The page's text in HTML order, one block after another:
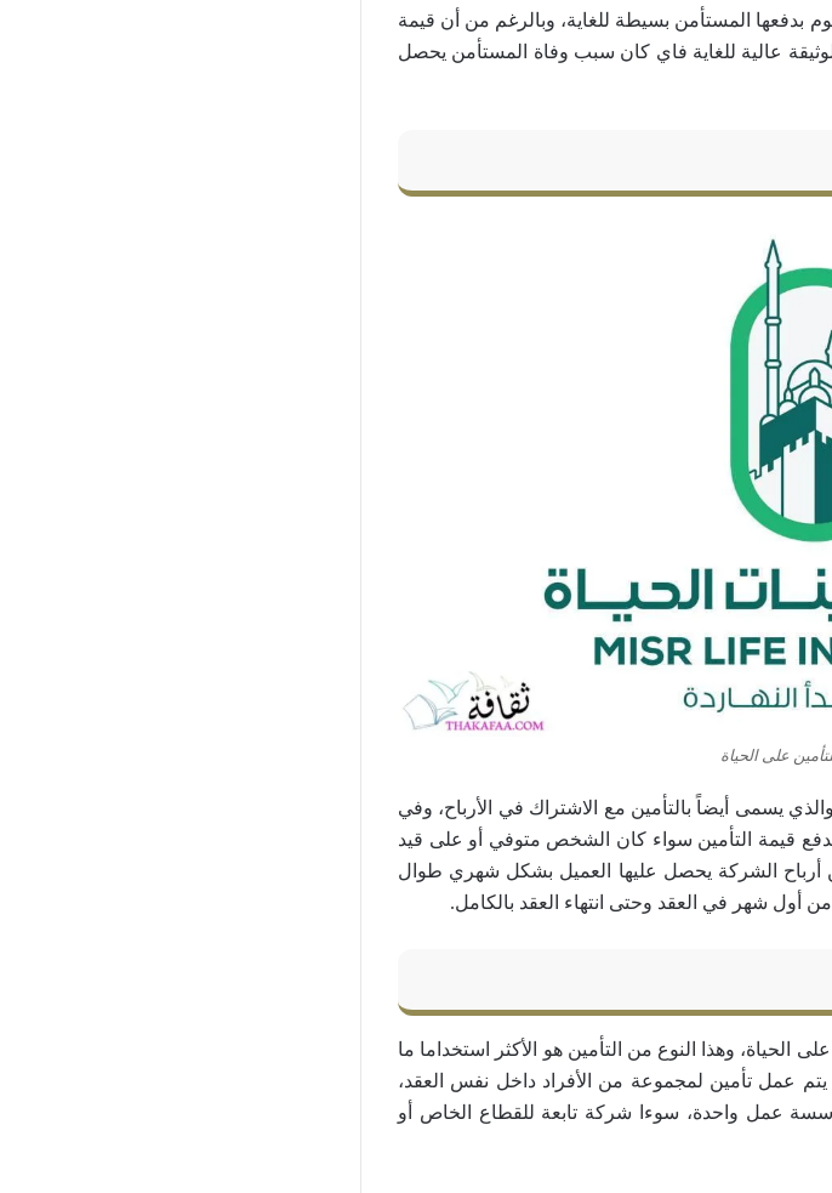
بدفعها المستأمن بسيطة للغاية، وبالرغم من أن قيمة
عالية للغاية فاي كان سبب وفاة المستأمن يحصل
على الحياة
يسمى أيضاً بالتأمين مع الاشتراك في الأرباح، وفي
قيمة التأمين سواء كان الشخص متوفي أو على قيد
أرباح الشركة يحصل عليها العميل بشكل شهري طوال
أول شهر في العقد وحتى انتهاء العقد بالكامل.
الحياة، وهذا النوع من التأمين هو الأكثر استخداما ما
يتم عمل تأمين لمجموعة من الأفراد داخل نفس العقد،
عمل واحدة، سوءا شركة تابعة للقطاع الخاص أو